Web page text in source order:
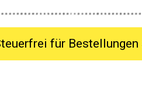
für Bestellungen